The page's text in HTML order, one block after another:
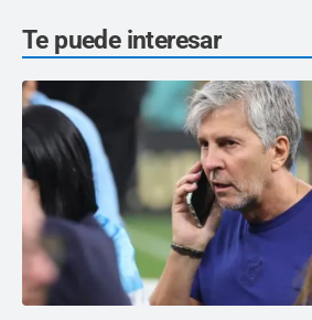
Te puede interesar